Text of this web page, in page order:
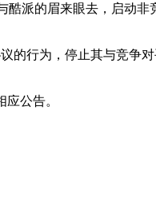
酷派的眉来眼去，启动
行为，停止其与竞争
公告。